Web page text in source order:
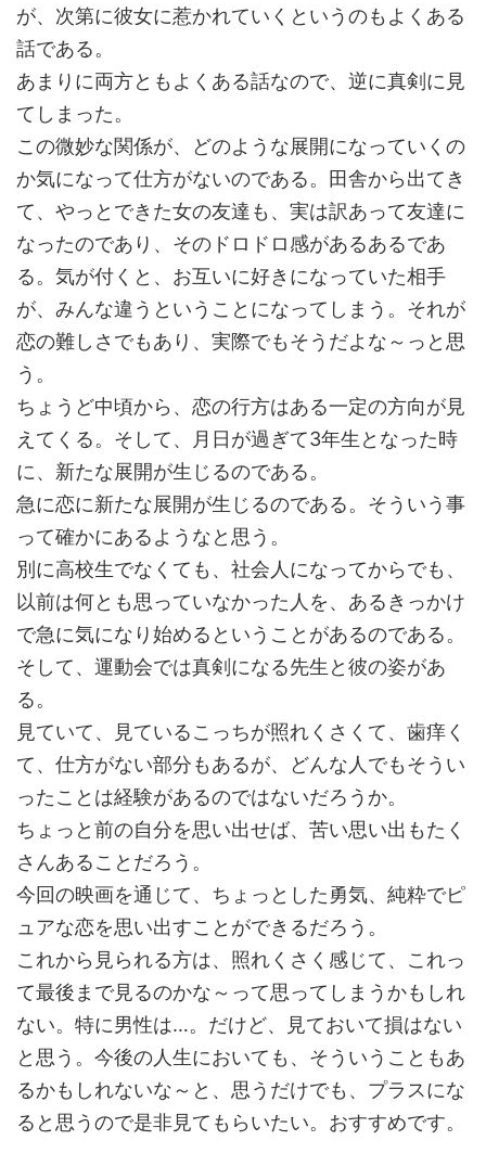
が、次第に彼女に惹かれていくというのもよくある
話である。
あまりに両方ともよくある話なので、逆に真剣に見
てしまった。
この微妙な関係が、どのような展開になっていくの
か気になって仕方がないのである。田舎から出てき
て、やっとできた女の友達も、実は訳あって友達に
なったのであり、そのドロドロ感があるあるであ
る。気が付くと、お互いに好きになっていた相手
が、みんな違うということになってしまう。それが
恋の難しさでもあり、実際でもそうだよな～っと思
う。
ちょうど中頃から、恋の行方はある一定の方向が見
えてくる。そして、月日が過ぎて3年生となった時
に、新たな展開が生じるのである。
急に恋に新たな展開が生じるのである。そういう事
って確かにあるようなと思う。
別に高校生でなくても、社会人になってからでも、
以前は何とも思っていなかった人を、あるきっかけ
で急に気になり始めるということがあるのである。
そして、運動会では真剣になる先生と彼の姿があ
る。
見ていて、見ているこっちが照れくさくて、歯痒く
て、仕方がない部分もあるが、どんな人でもそうい
ったことは経験があるのではないだろうか。
ちょっと前の自分を思い出せば、苦い思い出もたく
さんあることだろう。
今回の映画を通じて、ちょっとした勇気、純粋でピ
ュアな恋を思い出すことができるだろう。
これから見られる方は、照れくさく感じて、これっ
て最後まで見るのかな～って思ってしまうかもしれ
ない。特に男性は…。だけど、見ておいて損はない
と思う。今後の人生においても、そういうこともあ
るかもしれないな～と、思うだけでも、プラスにな
ると思うので是非見てもらいたい。おすすめです。